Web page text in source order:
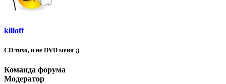
killoff
CD тихо, и не DVD меня ;)
Команда форума
Модератор